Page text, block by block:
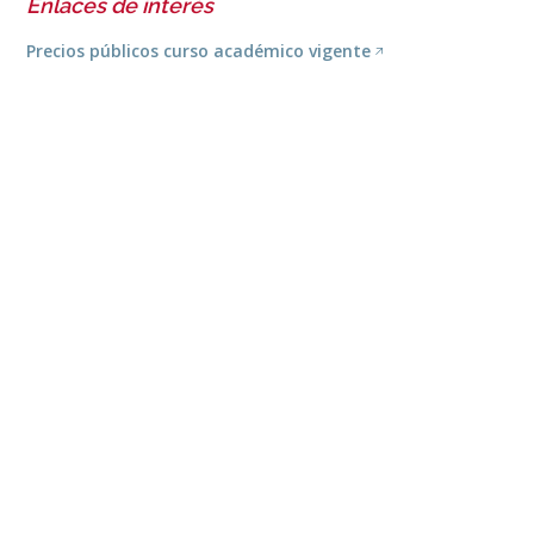
Precios públicos curso académico vigente